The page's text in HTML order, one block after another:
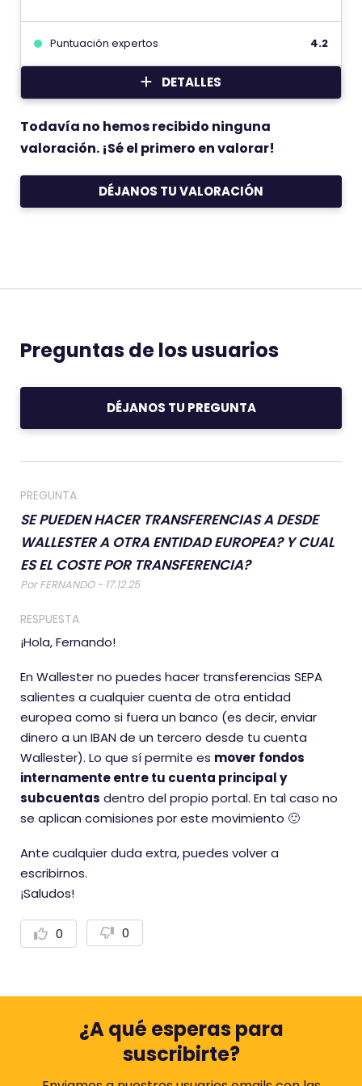
Puntuación expertos 4.2
DETALLES
Todavía no hemos recibido ninguna
valoración. ¡Sé el primero en valorar!
DÉJANOS TU VALORACIÓN
Preguntas de los usuarios
DÉJANOS TU PREGUNTA
V
o
p
0 V
o
n
g
a
0
PREGUNTA
SE PUEDEN HACER TRANSFERENCIAS A DESDE
WALLESTER A OTRA ENTIDAD EUROPEA? Y CUAL
ES EL COSTE POR TRANSFERENCIA?
Por FERNANDO - 17.12.25
RESPUESTA
¡Hola, Fernando!
En Wallester no puedes hacer transferencias SEPA
salientes a cualquier cuenta de otra entidad
europea como si fuera un banco (es decir, enviar
dinero a un IBAN de un tercero desde tu cuenta
Wallester). Lo que sí permite es mover fondos
internamente entre tu cuenta principal y
subcuentas dentro del propio portal. En tal caso no
se aplican comisiones por este movimiento 🙂
Ante cualquier duda extra, puedes volver a
escribirnos.
¡Saludos!
¿A qué esperas para
suscribirte?